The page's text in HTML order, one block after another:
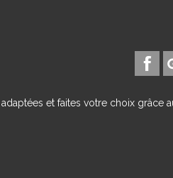
et faites votre choix grâce